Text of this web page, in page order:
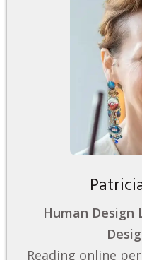
Human Design
Reading online